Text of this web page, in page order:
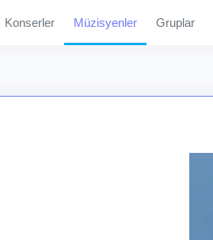
Konserler Müzisyenler Gruplar